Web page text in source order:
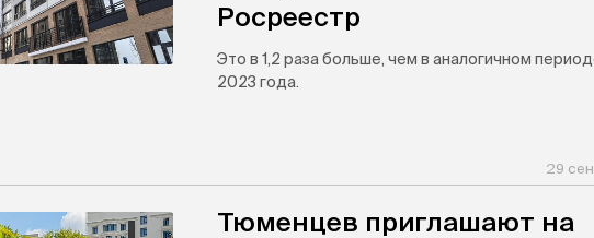
Росреестр
Это в 1,2 раза больше, чем в аналогичном
2023 года.
29
Тюменцев приглашают на